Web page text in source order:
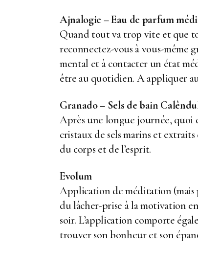
Ajnalogie – Eau de parfum
Quand tout va trop vite et que
reconnectez-vous à vous-même
mental et à contacter un état
être au quotidien. A appliquer
Granado – Sels de bain
Après une longue journée, quoi
cristaux de sels marins et
du corps et de l’esprit.
Evolum
Application de méditation (mais
du lâcher-prise à la motivation
soir. L’application comporte
trouver son bonheur et son